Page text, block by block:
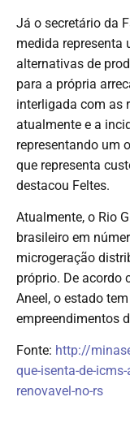
Já o secretário da
medida representa
alternativas de
para a própria
interligada com as
atualmente e a
representando um
que representa
destacou Feltes.
Atualmente, o Rio
brasileiro em
microgeração
próprio. De acordo
Aneel, o estado
empreendimentos
Fonte: http://
que-isenta-de-
renovavel-no-rs